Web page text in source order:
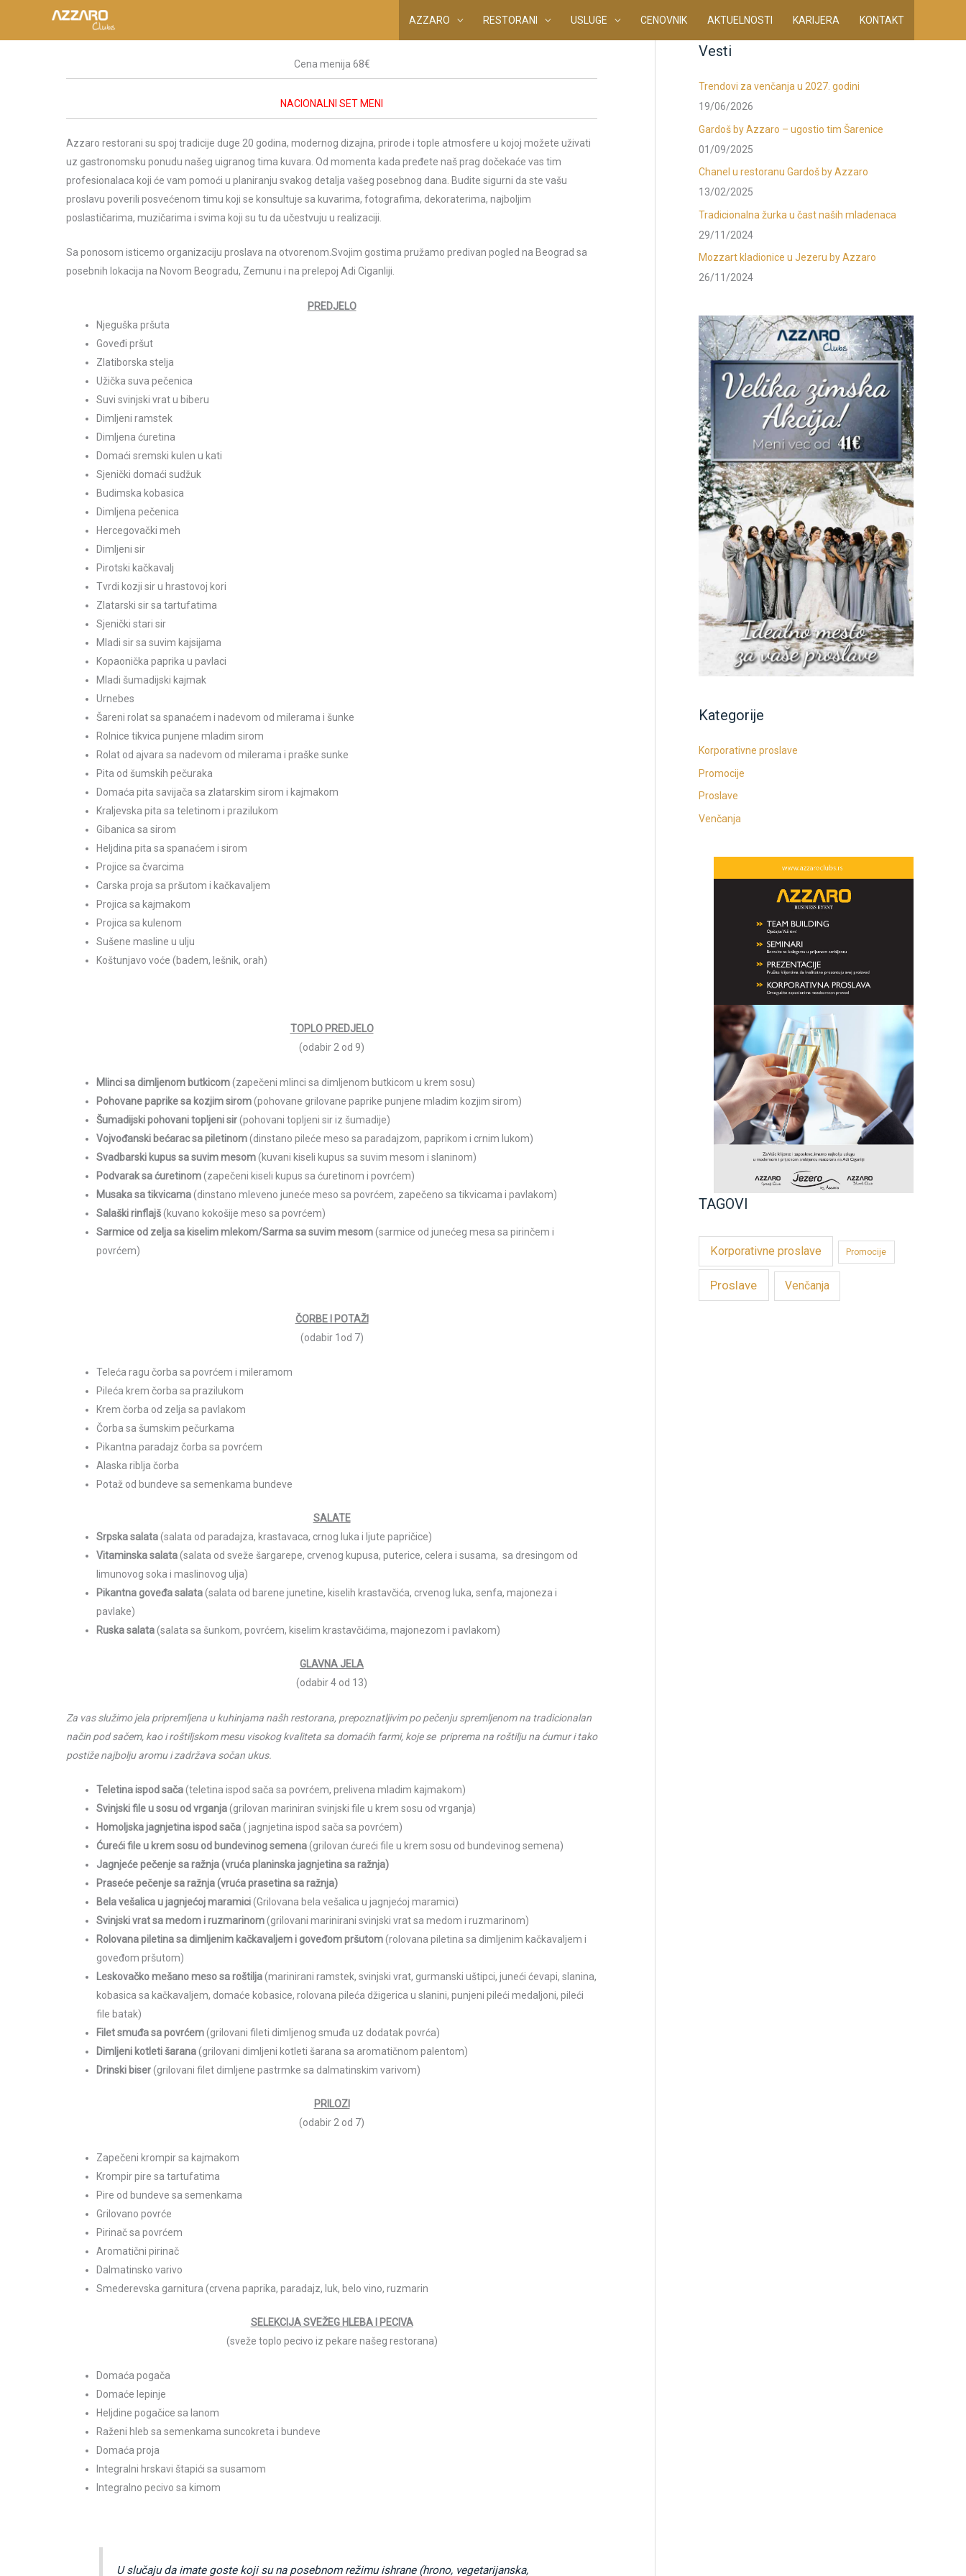
AZZARO RESTORANI USLUGE CENOVNIK AKTUELNOSTI KARIJERA KONTAKT
Cena menija 68€
NACIONALNI SET MENI
Azzaro restorani su spoj tradicije duge 20 godina, modernog dizajna, prirode i tople atmosfere u kojoj možete uživati
uz gastronomsku ponudu našeg uigranog tima kuvara. Od momenta kada pređete naš prag dočekaće vas tim
profesionalaca koji će vam pomoći u planiranju svakog detalja vašeg posebnog dana. Budite sigurni da ste vašu
proslavu poverili posvećenom timu koji se konsultuje sa kuvarima, fotografima, dekoraterima, najboljim
poslastičarima, muzičarima i svima koji su tu da učestvuju u realizaciji.
Sa ponosom isticemo organizaciju proslava na otvorenom.Svojim gostima pružamo predivan pogled na Beograd sa
posebnih lokacija na Novom Beogradu, Zemunu i na prelepoj Adi Ciganliji.
PREDJELO
Njeguška pršuta
Goveđi pršut
Zlatiborska stelja
Užička suva pečenica
Suvi svinjski vrat u biberu
Dimljeni ramstek
Dimljena ćuretina
Domaći sremski kulen u kati
Sjenički domaći sudžuk
Budimska kobasica
Dimljena pečenica
Hercegovački meh
Dimljeni sir
Pirotski kačkavalj
Tvrdi kozji sir u hrastovoj kori
Zlatarski sir sa tartufatima
Sjenički stari sir
Mladi sir sa suvim kajsijama
Kopaonička paprika u pavlaci
Mladi šumadijski kajmak
Urnebes
Šareni rolat sa spanaćem i nadevom od milerama i šunke
Rolnice tikvica punjene mladim sirom
Rolat od ajvara sa nadevom od milerama i praške sunke
Pita od šumskih pečuraka
Domaća pita savijača sa zlatarskim sirom i kajmakom
Kraljevska pita sa teletinom i prazilukom
Gibanica sa sirom
Heljdina pita sa spanaćem i sirom
Projice sa čvarcima
Carska proja sa pršutom i kačkavaljem
Projica sa kajmakom
Projica sa kulenom
Sušene masline u ulju
Koštunjavo voće (badem, lešnik, orah)
TOPLO PREDJELO
(odabir 2 od 9)
Mlinci sa dimljenom butkicom(zapečeni mlinci sa dimljenom butkicom u krem sosu)
Pohovane paprike sa kozjim sirom(pohovane grilovane paprike punjene mladim kozjim sirom)
Šumadijski pohovani topljeni sir(pohovani topljeni sir iz šumadije)
Vojvođanski bećarac sa piletinom(dinstano pileće meso sa paradajzom, paprikom i crnim lukom)
Svadbarski kupus sa suvim mesom(kuvani kiseli kupus sa suvim mesom i slaninom)
Podvarak sa ćuretinom(zapečeni kiseli kupus sa ćuretinom i povrćem)
Musaka sa tikvicama(dinstano mleveno juneće meso sa povrćem, zapečeno sa tikvicama i pavlakom)
Salaški rinflajš(kuvano kokošije meso sa povrćem)
Sarmice od zelja sa kiselim mlekom/Sarma sa suvim mesom(sarmice od junećeg mesa sa pirinčem i
povrćem)
ČORBE I POTAŽI
(odabir 1od 7)
Teleća ragu čorba sa povrćem i mileramom
Pileća krem čorba sa prazilukom
Krem čorba od zelja sa pavlakom
Čorba sa šumskim pečurkama
Pikantna paradajz čorba sa povrćem
Alaska riblja čorba
Potaž od bundeve sa semenkama bundeve
SALATE
Srpska salata(salata od paradajza, krastavaca, crnog luka i ljute papričice)
Vitaminska salata(salata od sveže šargarepe, crvenog kupusa, puterice, celera i susama, sa dresingom od
limunovog soka i maslinovog ulja)
Pikantna goveđa salata(salata od barene junetine, kiselih krastavčića, crvenog luka, senfa, majoneza i
pavlake)
Ruska salata(salata sa šunkom, povrćem, kiselim krastavčićima, majonezom i pavlakom)
GLAVNA JELA
(odabir 4 od 13)
Za vas služimo jela pripremljena u kuhinjama našh restorana, prepoznatljivim po pečenju spremljenom na tradicionalan
način pod sačem, kao i roštiljskom mesu visokog kvaliteta sa domaćih farmi, koje se priprema na roštilju na ćumur i tako
postiže najbolju aromu i zadržava sočan ukus.
Teletina ispod sača(teletina ispod sača sa povrćem, prelivena mladim kajmakom)
Svinjski file u sosu od vrganja(grilovan mariniran svinjski file u krem sosu od vrganja)
Homoljska jagnjetina ispod sača( jagnjetina ispod sača sa povrćem)
Ćureći file u krem sosu od bundevinog semena(grilovan ćureći file u krem sosu od bundevinog semena)
Jagnjeće pečenje sa ražnja (vruća planinska jagnjetina sa ražnja)
Praseće pečenje sa ražnja (vruća prasetina sa ražnja)
Bela vešalica u jagnjećoj maramici(Grilovana bela vešalica u jagnjećoj maramici)
Svinjski vrat sa medom i ruzmarinom(grilovani marinirani svinjski vrat sa medom i ruzmarinom)
Rolovana piletina sa dimljenim kačkavaljem i goveđom pršutom(rolovana piletina sa dimljenim kačkavaljem i
goveđom pršutom)
Leskovačko mešano meso sa roštilja(marinirani ramstek, svinjski vrat, gurmanski uštipci, juneći ćevapi, slanina,
kobasica sa kačkavaljem, domaće kobasice, rolovana pileća džigerica u slanini, punjeni pileći medaljoni, pileći
file batak)
Filet smuđa sa povrćem(grilovani fileti dimljenog smuđa uz dodatak povrća)
Dimljeni kotleti šarana(grilovani dimljeni kotleti šarana sa aromatičnom palentom)
Drinski biser(grilovani filet dimljene pastrmke sa dalmatinskim varivom)
PRILOZI
(odabir 2 od 7)
Zapečeni krompir sa kajmakom
Krompir pire sa tartufatima
Pire od bundeve sa semenkama
Grilovano povrće
Pirinač sa povrćem
Aromatični pirinač
Dalmatinsko varivo
Smederevska garnitura (crvena paprika, paradajz, luk, belo vino, ruzmarin
SELEKCIJA SVEŽEG HLEBA I PECIVA
(sveže toplo pecivo iz pekare našeg restorana)
Domaća pogača
Domaće lepinje
Heljdine pogačice sa lanom
Raženi hleb sa semenkama suncokreta i bundeve
Domaća proja
Integralni hrskavi štapići sa susamom
Integralno pecivo sa kimom
U slučaju da imate goste koji su na posebnom režimu ishrane (hrono, vegetarijanska,
Vesti
Trendovi za venčanja u 2027. godini
19/06/2026
Gardoš by Azzaro – ugostio tim Šarenice
01/09/2025
Chanel u restoranu Gardoš by Azzaro
13/02/2025
Tradicionalna žurka u čast naših mladenaca
29/11/2024
Mozzart kladionice u Jezeru by Azzaro
26/11/2024
Kategorije
Korporativne proslave
Promocije
Proslave
Venčanja
TAGOVI
Korporativne proslave Promocije
Proslave Venčanja